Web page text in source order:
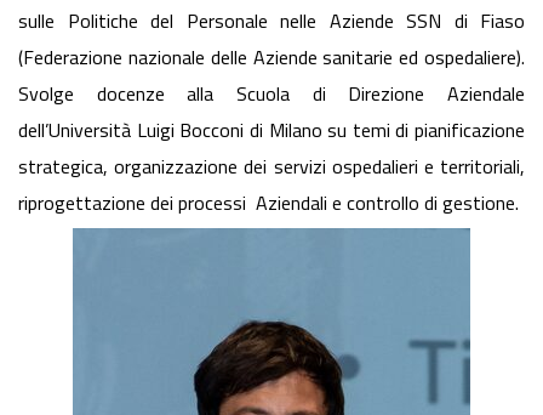
sulle Politiche del Personale nelle Aziende SSN di Fiaso
(Federazione nazionale delle Aziende sanitarie ed ospedaliere).
Svolge docenze alla Scuola di Direzione Aziendale
dell’Università Luigi Bocconi di Milano su temi di pianificazione
strategica, organizzazione dei servizi ospedalieri e territoriali,
riprogettazione dei processi Aziendali e controllo di gestione.